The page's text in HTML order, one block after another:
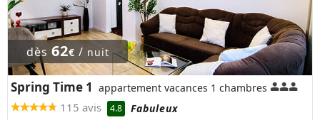
dès 62€ / nuit
Spring Time 1 appartement vacances 1 chambres
115 avis 4.8
Fabuleux